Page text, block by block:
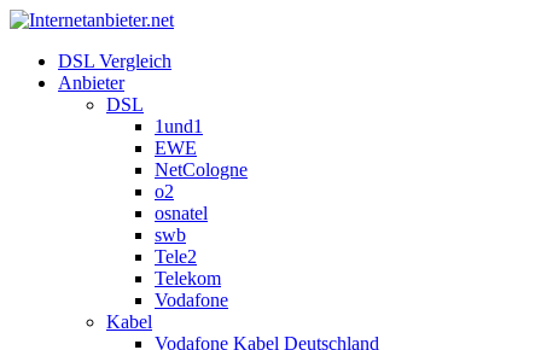
DSL Vergleich
Anbieter
DSL
1und1
EWE
NetCologne
o2
osnatel
swb
Tele2
Telekom
Vodafone
Kabel
Vodafone Kabel Deutschland